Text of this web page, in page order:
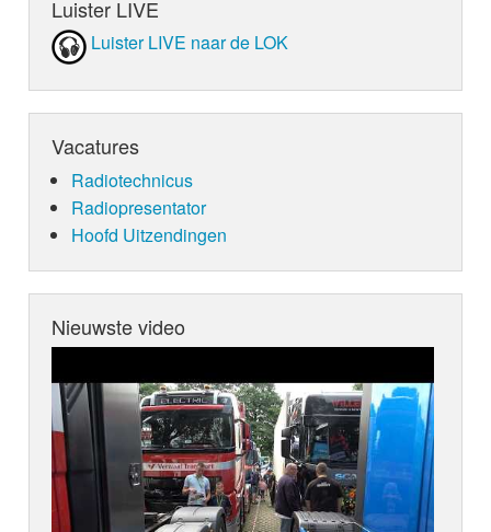
Luister LIVE
Luister LIVE naar de LOK
Vacatures
Radiotechnicus
Radiopresentator
Hoofd Uitzendingen
Nieuwste video